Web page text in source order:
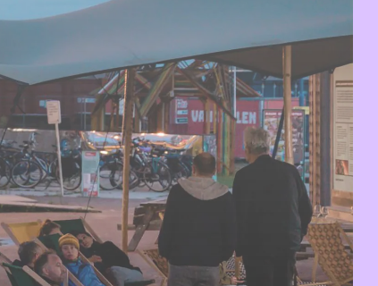
Bereik ons